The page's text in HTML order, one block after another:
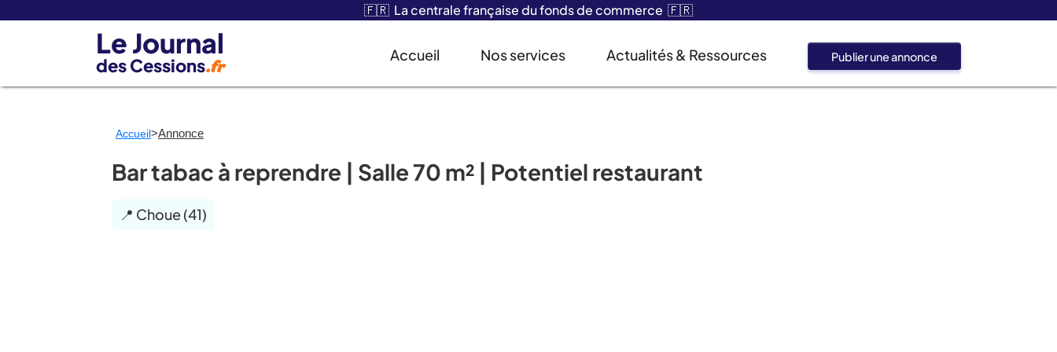
🇫🇷 La centrale française du fonds de commerce 🇫🇷
Le Journal
des Cessions.fr
Publier une annonce
Accueil Nos services Actualités & Ressources
Accueil>Annonce
Bar tabac à reprendre | Salle 70 m² | Potentiel restaurant
📍 Choue (41)